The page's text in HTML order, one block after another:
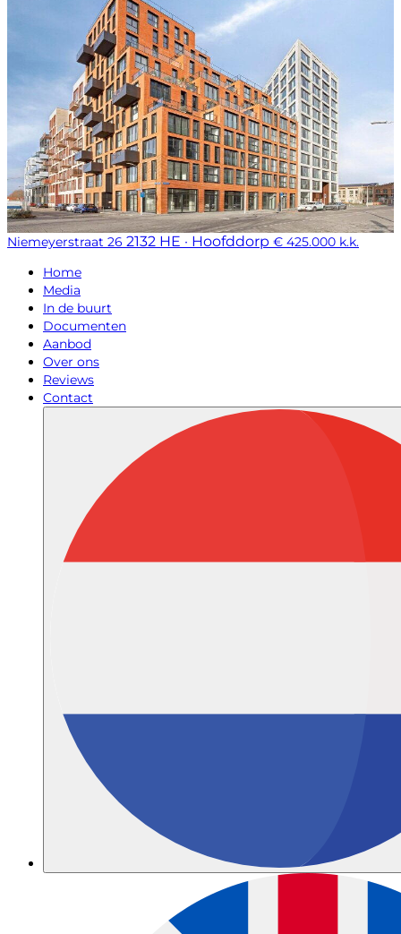
Niemeyerstraat 26 2132 HE · Hoofddorp € 425.000 k.k.
Home
Media
In de buurt
Documenten
Aanbod
Over ons
Reviews
Contact